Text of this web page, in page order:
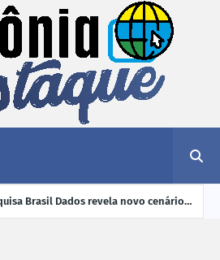
Brasil Dados revela novo cenário